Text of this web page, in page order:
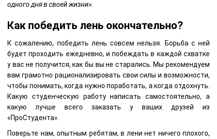
одного дня в своей жизни».
Как победить лень окончательно?
К сожалению, победить лень совсем нельзя. Борьба с ней
будет проходить ежедневно, и побеждать в каждой схватке
у вас не получится, как бы вы не старались. Мы рекомендуем
вам грамотно рационализировать свои силы и возможности,
чтобы понимать, когда нужно поработать, а когда отдохнуть.
Какую студенческую работу написать самостоятельно, а
какую лучше всего заказать у ваших друзей из
«ПроСтудента».
Поверьте нам, опытным ребятам, в лени нет ничего плохого,